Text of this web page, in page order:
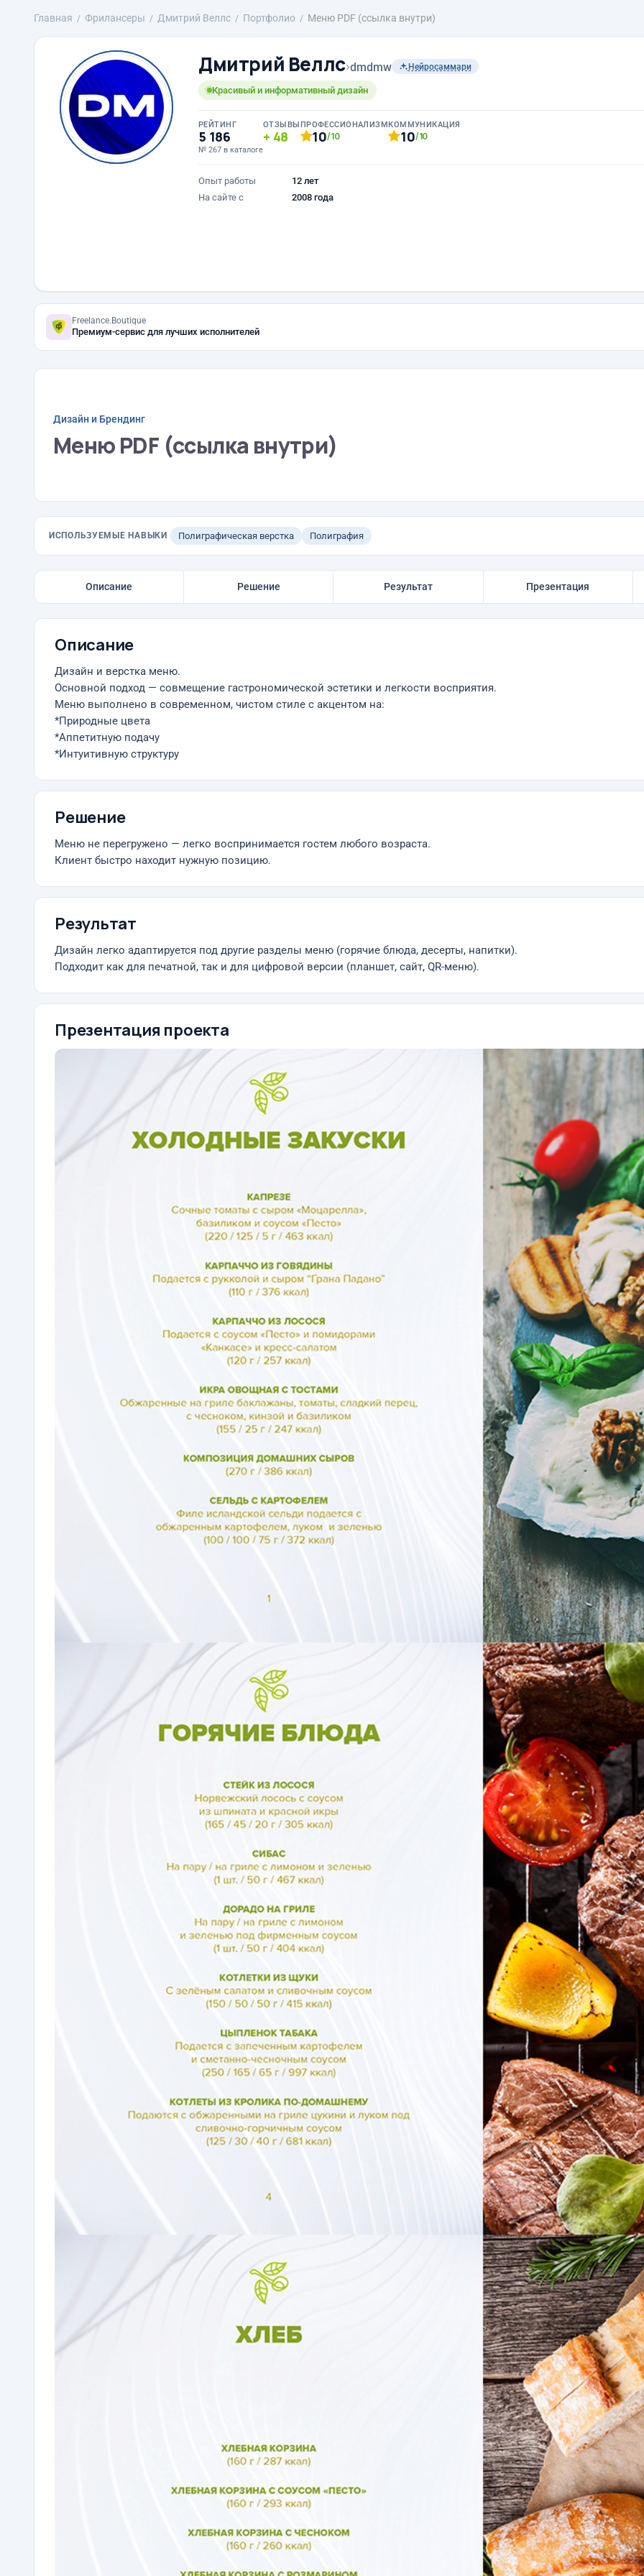
Главная Фрилансеры Дмитрий Веллс Портфолио Меню PDF (ссылка внутри)
Дмитрий Веллс›dmdmw Нейросаммари
Красивый и информативный дизайн
РЕЙТИНГ
5 186
№ 267 в каталоге
ОТЗЫВЫ
48
ПРОФЕССИОНАЛИЗМ
10/10
КОММУНИКАЦИЯ
10/10
Опыт работы
12 лет
На сайте с
2008 года
Freelance.Boutique
Премиум-сервис для лучших исполнителей
Дизайн и Брендинг
Меню PDF (ссылка внутри)
ИСПОЛЬЗУЕМЫЕ НАВЫКИ Полиграфическая верстка Полиграфия
Описание Решение Результат Презентация
Описание
Дизайн и верстка меню.
Основной подход — совмещение гастрономической эстетики и легкости восприятия.
Меню выполнено в современном, чистом стиле с акцентом на:
*Природные цвета
*Аппетитную подачу
*Интуитивную структуру
Решение
Меню не перегружено — легко воспринимается гостем любого возраста.
Клиент быстро находит нужную позицию.
Результат
Дизайн легко адаптируется под другие разделы меню (горячие блюда, десерты, напитки).
Подходит как для печатной, так и для цифровой версии (планшет, сайт, QR-меню).
Презентация проекта